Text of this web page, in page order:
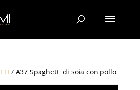
/ A37 Spaghetti di soia con pollo